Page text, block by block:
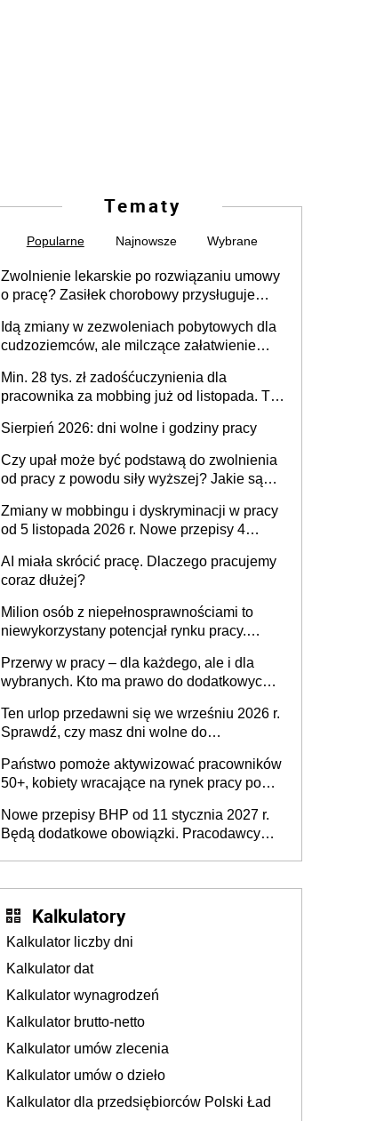
Tematy
Popularne Najnowsze Wybrane
Zwolnienie lekarskie po rozwiązaniu umowy
o pracę? Zasiłek chorobowy przysługuje
dni od ustania stosunku pracy
Idą zmiany w zezwoleniach pobytowych dla
cudzoziemców, ale milczące załatwienie
Min. 28 tys. zł zadośćuczynienia dla
pracownika za mobbing już od listopada. To
zespołu
Sierpień 2026: dni wolne i godziny pracy
Czy upał może być podstawą do zwolnienia
od pracy z powodu siły wyższej? Jakie są
Zmiany w mobbingu i dyskryminacji w pracy
od 5 listopada 2026 r. Nowe przepisy 4
Ustaw
AI miała skrócić pracę. Dlaczego pracujemy
coraz dłużej?
Milion osób z niepełnosprawnościami to
niewykorzystany potencjał rynku pracy.
dofinansowań czy refundacji, ale bariery po
stronie systemu i świadomości
pracodawców [WYWIAD]
Przerwy w pracy – dla każdego, ale i dla
wybranych. Kto ma prawo do dodatkowych
Ten urlop przedawni się we wrześniu 2026 r.
Sprawdź, czy masz dni wolne do
Państwo pomoże aktywizować pracowników
50+, kobiety wracające na rynek pracy po
osoby neuroatypowe. Powstanie Fundusz
na rzecz Inkluzywności w Zatrudnianiu?
Nowe przepisy BHP od 11 stycznia 2027 r.
Będą dodatkowe obowiązki. Pracodawcy
Kalkulatory
Kalkulator liczby dni
Kalkulator dat
Kalkulator wynagrodzeń
Kalkulator brutto-netto
Kalkulator umów zlecenia
Kalkulator umów o dzieło
Kalkulator dla przedsiębiorców Polski Ład